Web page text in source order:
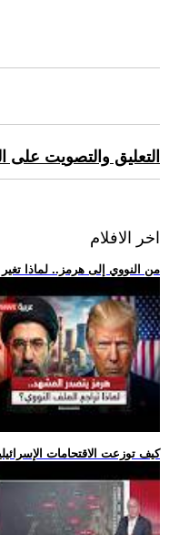
التعليق والتصويت
اخر الافلام
.. من النووي إلى هرمز.. لماذا
.. كيف توزعت الاقتحامات